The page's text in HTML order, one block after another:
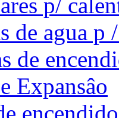
de agua p
de
Expansâo